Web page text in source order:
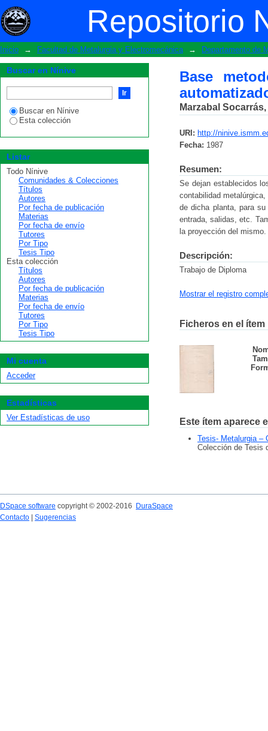
Repositorio
Base metodológica del reporte
Recuperación de Amoniaco
Inicio → Facultad de Metalurgia y Electromecánica → Departamento de
Base
Marzabal
URI: http://
Fecha: 1987
Resumen:
Se dejan establecidos
contabilidad
de dicha planta, para
entrada, salidas, etc.
la proyección del mismo.
Descripción:
Trabajo de Diploma
Mostrar el registro
Ficheros en el ítem
Este ítem aparece
Tesis- Metalurgia –
Colección de Tesis
Buscar en Nínive
Buscar en Nínive
Esta colección
Listar
Todo Nínive
Comunidades & Colecciones
Títulos
Autores
Por fecha de publicación
Materias
Por fecha de envío
Tutores
Por Tipo
Tesis Tipo
Esta colección
Títulos
Autores
Por fecha de publicación
Materias
Por fecha de envío
Tutores
Por Tipo
Tesis Tipo
Mi cuenta
Acceder
Estadísticas
Ver Estadísticas de uso
DSpace software copyright © 2002-2016
DuraSpace
Contacto
Sugerencias